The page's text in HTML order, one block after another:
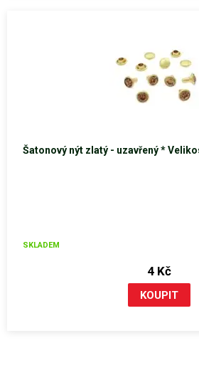
Šatonový nýt zlatý - uzavřený *
SKLADEM
4 Kč